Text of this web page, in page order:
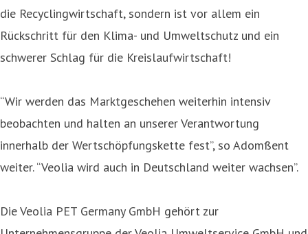
die Recyclingwirtschaft, sondern ist vor allem ein
Rückschritt für den Klima- und Umweltschutz und ein
schwerer Schlag für die Kreislaufwirtschaft!
“Wir werden das Marktgeschehen weiterhin intensiv
beobachten und halten an unserer Verantwortung
innerhalb der Wertschöpfungskette fest”, so Adomßent
weiter. “Veolia wird auch in Deutschland weiter wachsen”.
Die Veolia PET Germany GmbH gehört zur